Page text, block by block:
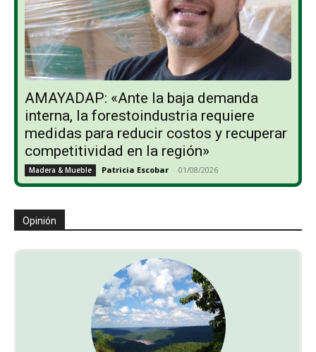
AMAYADAP: «Ante la baja demanda
interna, la forestoindustria requiere
medidas para reducir costos y recuperar
competitividad en la región»
Madera & Mueble Patricia Escobar - 01/08/2026
Opinión